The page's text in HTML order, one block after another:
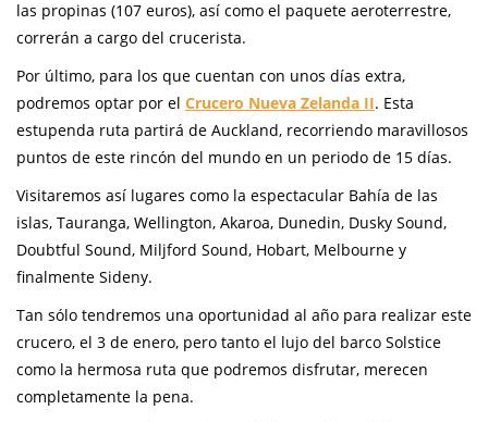
las propinas (107 euros), así como el paquete aeroterrestre,
correrán a cargo del crucerista.
Por último, para los que cuentan con unos días extra,
podremos optar por el Crucero Nueva Zelanda II. Esta
estupenda ruta partirá de Auckland, recorriendo maravillosos
puntos de este rincón del mundo en un periodo de 15 días.
Visitaremos así lugares como la espectacular Bahía de las
islas, Tauranga, Wellington, Akaroa, Dunedin, Dusky Sound,
Doubtful Sound, Miljford Sound, Hobart, Melbourne y
finalmente Sideny.
Tan sólo tendremos una oportunidad al año para realizar este
crucero, el 3 de enero, pero tanto el lujo del barco Solstice
como la hermosa ruta que podremos disfrutar, merecen
completamente la pena.